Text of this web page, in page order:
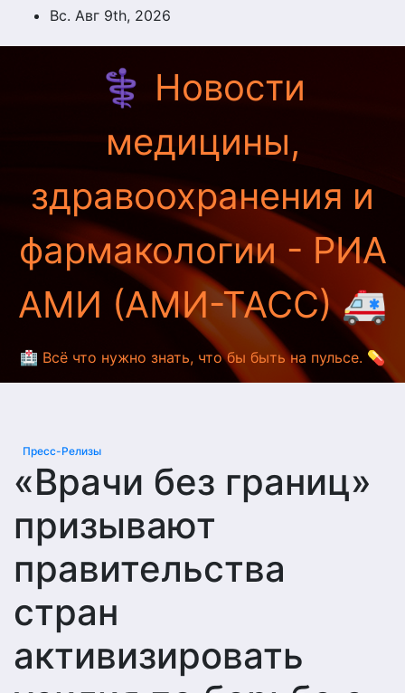
ПерейтиВс. Авг 9th, 2026
⚕️ Новости
медицины,
здравоохранения и
фармакологии - РИА
АМИ (АМИ-ТАСС) 🚑
🏥 Всё что нужно знать, что бы быть на пульсе. 💊
Пресс-Релизы
«Врачи без границ»
призывают
правительства
стран
активизировать